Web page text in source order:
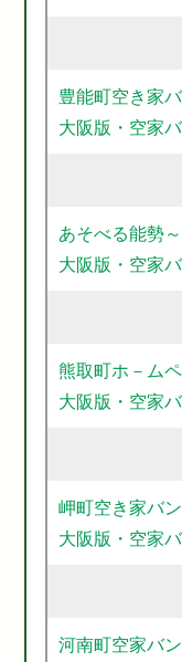
豊能町空き家
大阪版・空家
あそべる能勢
大阪版・空家
熊取町ホ－ム
大阪版・空家
岬町空き家バ
大阪版・空家
河南町空家バ